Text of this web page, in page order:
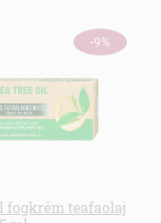
-9%
fogkrém teafaolaj